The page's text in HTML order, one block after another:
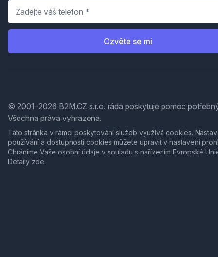
Telefon
Ozvěte se mi
© 2001–2026 B2M.CZ s.r.o. ráda poskytuje pomoc
Všechna práva vyhrazena.
Tato stránka v rámci poskytování služeb využívá cookies.
používání a dostupnosti cookies můžete upravit v nastavení
Chráníme Vaše osobní údaje v souladu s nařízením Evropské
Detaily zde.